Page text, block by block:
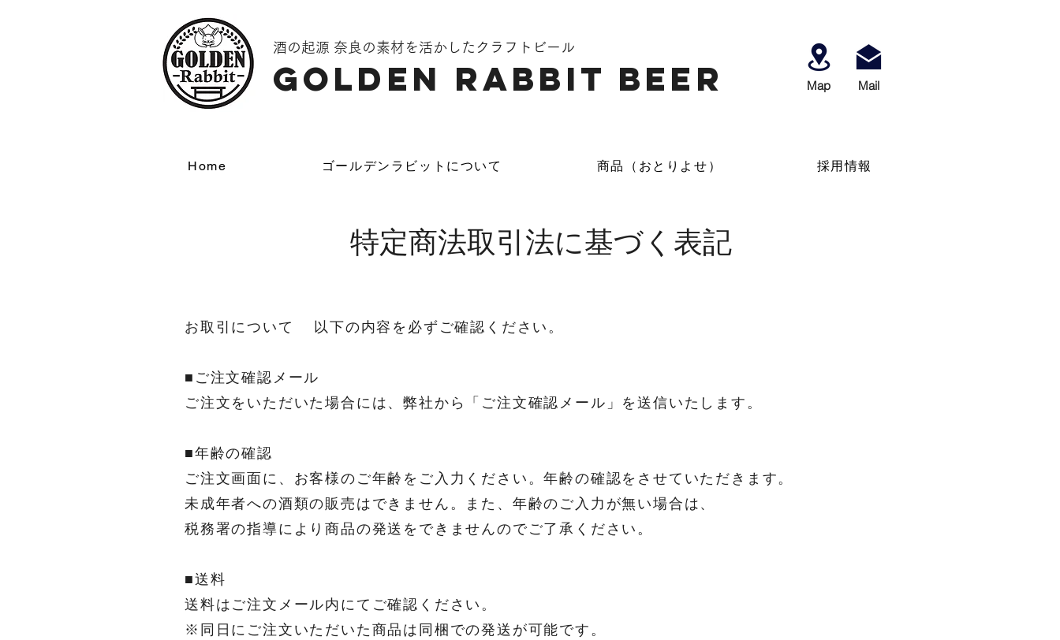
酒の起源 奈良の素材を活かしたクラフトビール
GOLDEN Rabbit Beer Map ​Mail
Home ゴールデンラビットについて 商品（おとりよせ） 採用情報
特定商法取引法に基づく表記
お取引について 以下の内容を必ずご確認ください。
■ご注文確認メール
ご注文をいただいた場合には、弊社から「ご注文確認メール」を送信いたします。
■年齢の確認
ご注文画面に、お客様のご年齢をご入力ください。年齢の確認をさせていただきます。
未成年者への酒類の販売はできません。また、年齢のご入力が無い場合は、
税務署の指導により商品の発送をできませんのでご了承ください。
■送料
送料はご注文メール内にてご確認ください。
※同日にご注文いただいた商品は同梱での発送が可能です。